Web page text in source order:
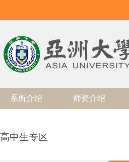
系所介绍 师资介绍
高中生专区